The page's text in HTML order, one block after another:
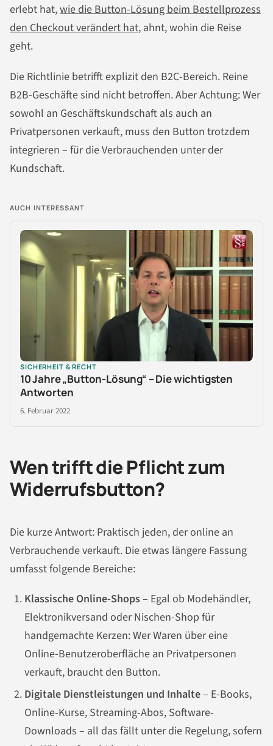
erlebt hat,wie die Button-Lösung beim Bestellprozess
den Checkout verändert hat, ahnt, wohin die Reise
geht.
Die Richtlinie betrifft explizit den B2C-Bereich. Reine
B2B-Geschäfte sind nicht betroffen. Aber Achtung: Wer
sowohl an Geschäftskundschaft als auch an
Privatpersonen verkauft, muss den Button trotzdem
integrieren – für die Verbrauchenden unter der
Kundschaft.
AUCH INTERESSANT
SICHERHEIT & RECHT
10 Jahre „Button-Lösung“ – Die wichtigsten
Antworten
6. Februar 2022
Wen trifft die Pflicht zum
Widerrufsbutton?
Die kurze Antwort: Praktisch jeden, der online an
Verbrauchende verkauft. Die etwas längere Fassung
umfasst folgende Bereiche:
Klassische Online-Shops– Egal ob Modehändler,
Elektronikversand oder Nischen-Shop für
handgemachte Kerzen: Wer Waren über eine
Online-Benutzeroberfläche an Privatpersonen
verkauft, braucht den Button.
Digitale Dienstleistungen und Inhalte– E-Books,
Online-Kurse, Streaming-Abos, Software-
Downloads – all das fällt unter die Regelung, sofern